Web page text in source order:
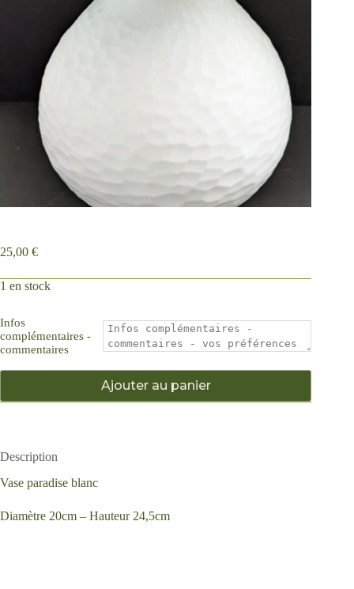
25,00 €
1 en stock
Infos
complémentaires -
commentaires
Ajouter au panier
Description
Vase paradise blanc
Diamètre 20cm – Hauteur 24,5cm